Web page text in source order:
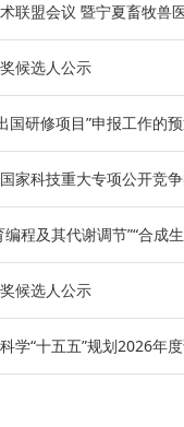
联盟会议 暨宁夏畜牧兽
候选人公示
国研修项目”申报工作的
家科技重大专项公开竞
程及其代谢调节”“合成
候选人公示
学“十五五”规划2026年